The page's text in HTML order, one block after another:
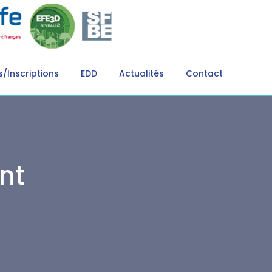
Inscriptions EDD Actualités Contact